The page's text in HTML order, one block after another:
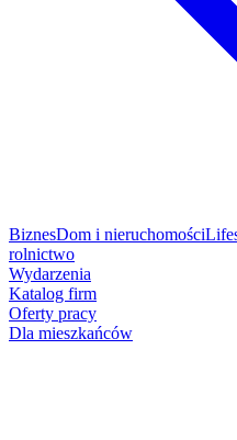
BiznesDom i nieruchomości
rolnictwo
Wydarzenia
Katalog firm
Oferty pracy
Dla mieszkańców